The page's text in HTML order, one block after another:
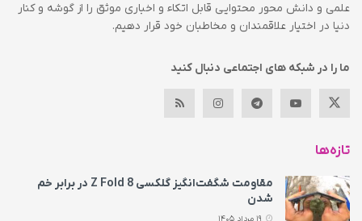
علمی و دانش محور محتوایی قابل اتکاء و اخباری موثق را از گوشه و کنار
دنیا در اختیار علاقمندان و مخاطبان خود قرار دهیم.
ما را در شبکه های اجتماعی دنبال کنید
تازه‌ها
مقاومت شگفت‌انگیز گلکسی Z Fold 8 در برابر خم
شدن